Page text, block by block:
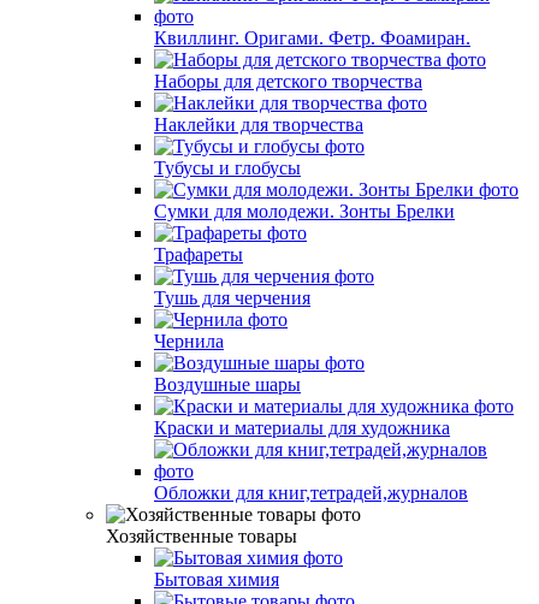
Квиллинг. Оригами. Фетр. Фоамиран.
Наборы для детского творчества
Наклейки для творчества
Тубусы и глобусы
Сумки для молодежи. Зонты Брелки
Трафареты
Тушь для черчения
Чернила
Воздушные шары
Краски и материалы для художника
Обложки для книг,тетрадей,журналов
Хозяйственные товары
Бытовая химия